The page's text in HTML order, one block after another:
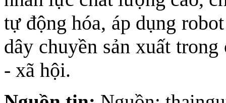
tự động hóa, áp dụng
dây chuyền sản xuất
- xã hội.